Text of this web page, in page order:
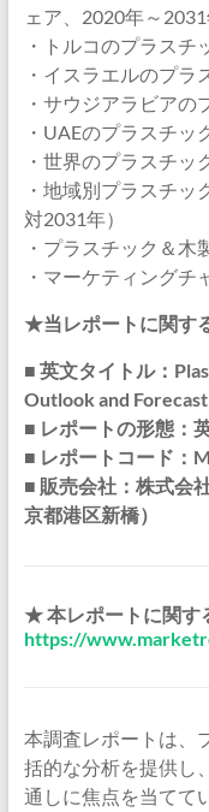
ェア、2020年～
・トルコのプラスチ
・イスラエルのプ
・サウジアラビア
・UAEのプラスチ
・世界のプラスチッ
・地域別プラスチ
対2031年）
・プラスチック＆
・マーケティングチ
★当レポートに関す
■ 英文タイトル：
Outlook and
■ レポートの形態：
■ レポートコード：
■ 販売会社：株式会
京都港区新橋）
★ 本レポートに関す
https://
本調査レポートは、
括的な分析を提供し
通しに焦点を当てて